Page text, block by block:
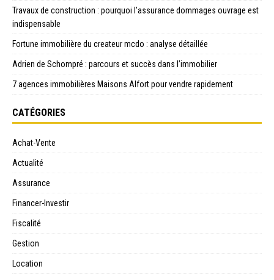
Travaux de construction : pourquoi l’assurance dommages ouvrage est
indispensable
Fortune immobilière du createur mcdo : analyse détaillée
Adrien de Schompré : parcours et succès dans l’immobilier
7 agences immobilières Maisons Alfort pour vendre rapidement
CATÉGORIES
Achat-Vente
Actualité
Assurance
Financer-Investir
Fiscalité
Gestion
Location